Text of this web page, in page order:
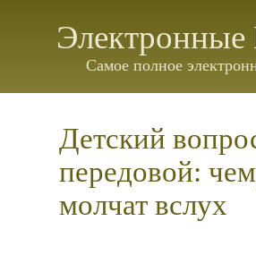
Самое полное
Детский
передовой:
молчат вслух